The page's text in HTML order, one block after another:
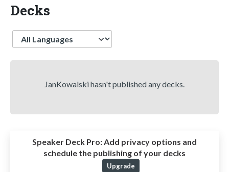
Decks
Language
JanKowalski hasn't published any decks.
Speaker Deck Pro: Add privacy options and
schedule the publishing of your decks
Upgrade